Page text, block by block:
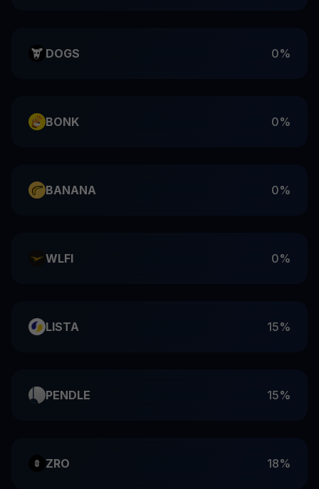
DOGS 0%
BONK 0%
BANANA 0%
WLFI 0%
LISTA 15%
PENDLE 15%
ZRO 18%